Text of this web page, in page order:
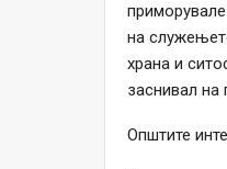
на
храна и
заснивал на
Општите